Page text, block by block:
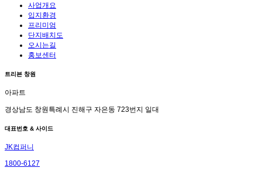
사업개요
입지환경
프리미엄
단지배치도
오시는길
홍보센터
트리븐 창원
아파트
경상남도 창원특례시 진해구 자은동 723번지 일대
대표번호 & 사이드
JK컴퍼니
1800-6127